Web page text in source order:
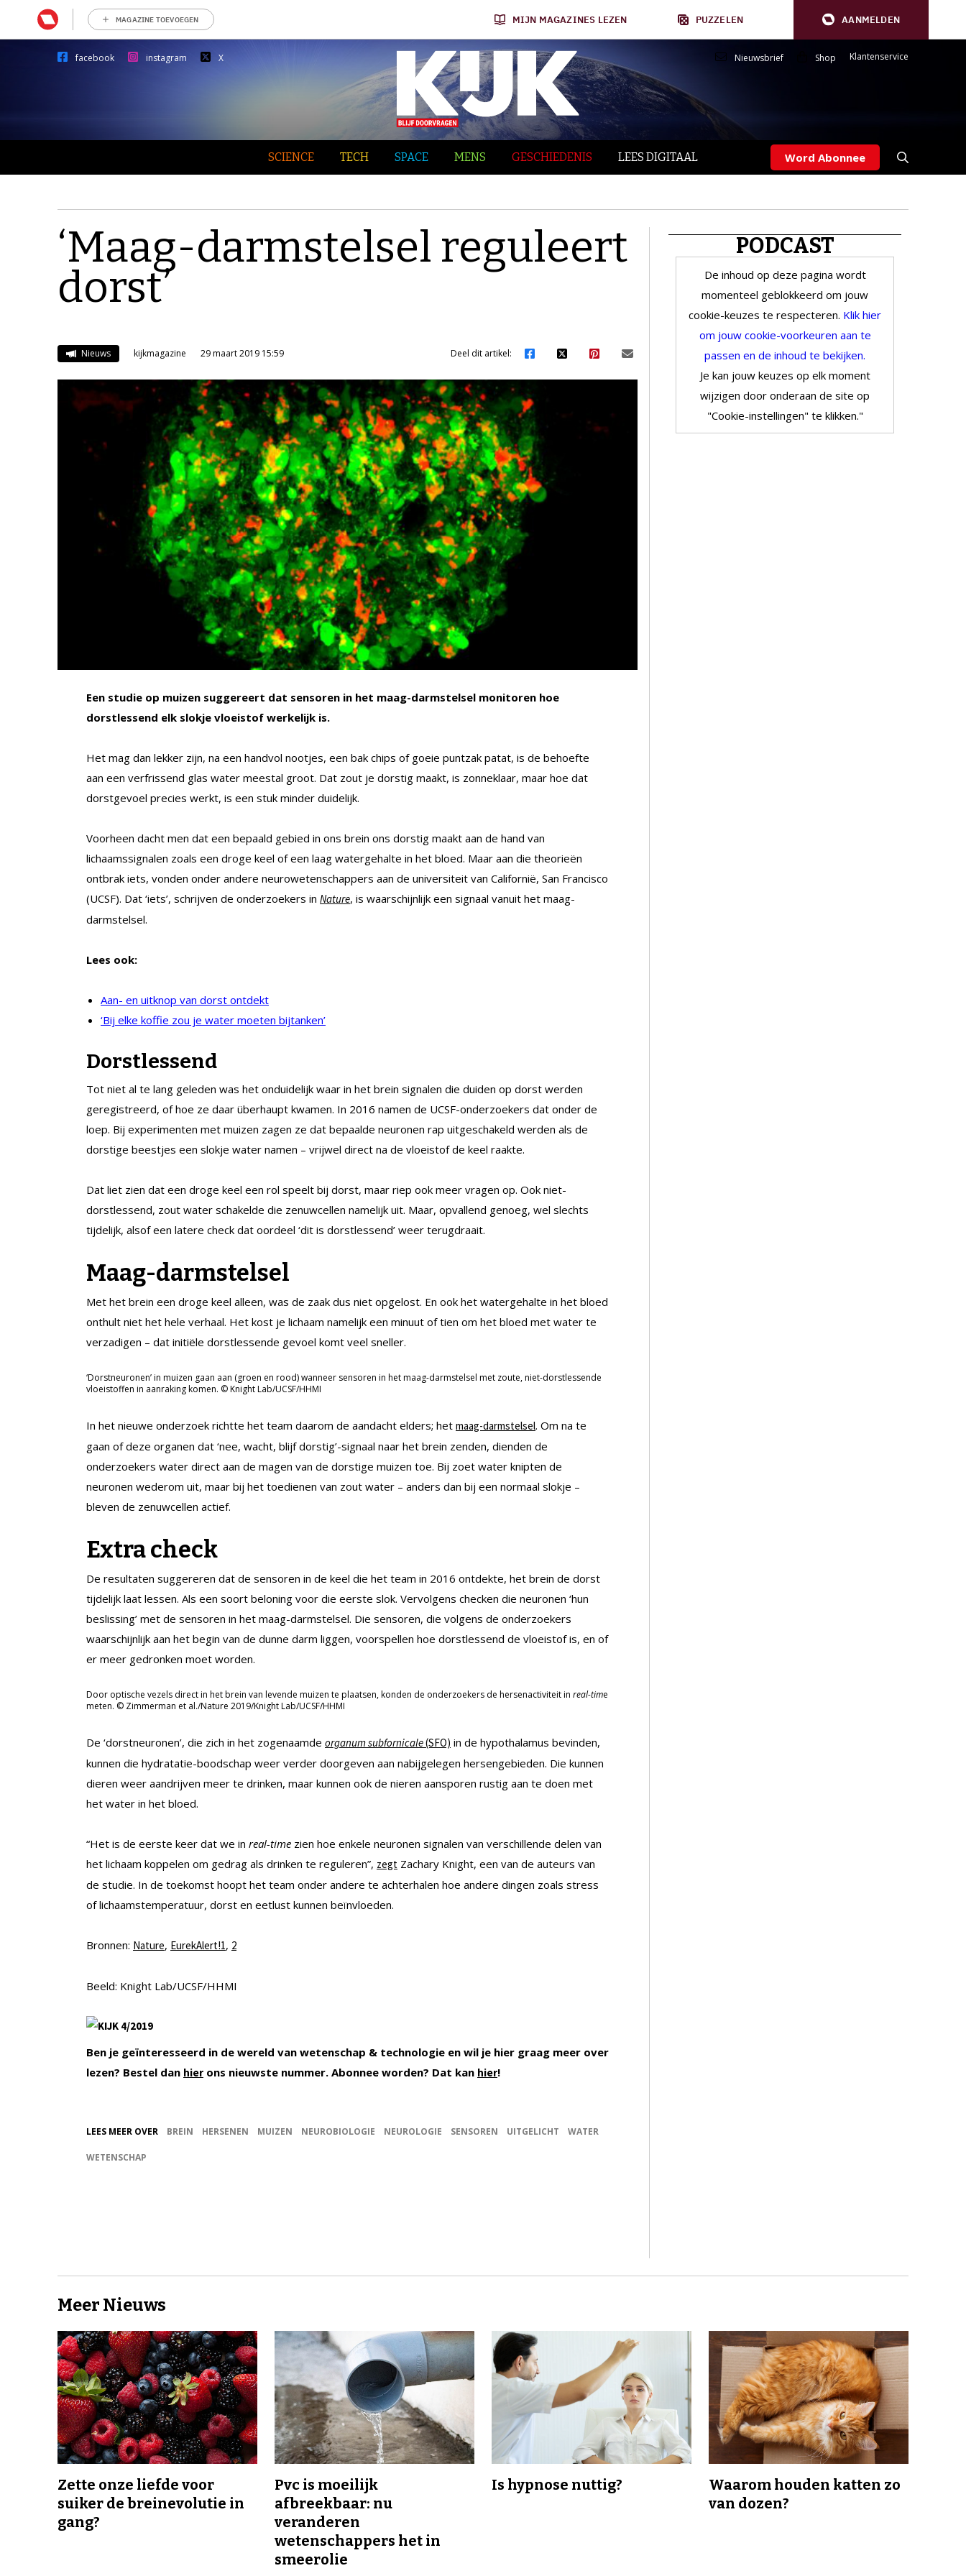
MAGAZINE TOEVOEGEN MIJN MAGAZINES LEZEN PUZZELEN AANMELDEN
facebook instagram X Nieuwsbrief Shop Klantenservice
SCIENCE TECH SPACE MENS GESCHIEDENIS LEES DIGITAAL Word Abonnee
‘Maag-darmstelsel reguleert
dorst’
Nieuws kijkmagazine 29 maart 2019 15:59 Deel dit artikel:
Een studie op muizen suggereert dat sensoren in het maag-darmstelsel monitoren hoe
dorstlessend elk slokje vloeistof werkelijk is.
Het mag dan lekker zijn, na een handvol nootjes, een bak chips of goeie puntzak patat, is de behoefte
aan een verfrissend glas water meestal groot. Dat zout je dorstig maakt, is zonneklaar, maar hoe dat
dorstgevoel precies werkt, is een stuk minder duidelijk.
Voorheen dacht men dat een bepaald gebied in ons brein ons dorstig maakt aan de hand van
lichaamssignalen zoals een droge keel of een laag watergehalte in het bloed. Maar aan die theorieën
ontbrak iets, vonden onder andere neurowetenschappers aan de universiteit van Californië, San Francisco
(UCSF). Dat ‘iets’, schrijven de onderzoekers in Nature, is waarschijnlijk een signaal vanuit het maag-
darmstelsel.
Lees ook:
Aan- en uitknop van dorst ontdekt
‘Bij elke koffie zou je water moeten bijtanken’
Dorstlessend
Tot niet al te lang geleden was het onduidelijk waar in het brein signalen die duiden op dorst werden
geregistreerd, of hoe ze daar überhaupt kwamen. In 2016 namen de UCSF-onderzoekers dat onder de
loep. Bij experimenten met muizen zagen ze dat bepaalde neuronen rap uitgeschakeld werden als de
dorstige beestjes een slokje water namen – vrijwel direct na de vloeistof de keel raakte.
Dat liet zien dat een droge keel een rol speelt bij dorst, maar riep ook meer vragen op. Ook niet-
dorstlessend, zout water schakelde die zenuwcellen namelijk uit. Maar, opvallend genoeg, wel slechts
tijdelijk, alsof een latere check dat oordeel ‘dit is dorstlessend’ weer terugdraait.
Maag-darmstelsel
Met het brein een droge keel alleen, was de zaak dus niet opgelost. En ook het watergehalte in het bloed
onthult niet het hele verhaal. Het kost je lichaam namelijk een minuut of tien om het bloed met water te
verzadigen – dat initiële dorstlessende gevoel komt veel sneller.
‘Dorstneuronen’ in muizen gaan aan (groen en rood) wanneer sensoren in het maag-darmstelsel met zoute, niet-dorstlessende
vloeistoffen in aanraking komen. © Knight Lab/UCSF/HHMI
In het nieuwe onderzoek richtte het team daarom de aandacht elders; het maag-darmstelsel. Om na te
gaan of deze organen dat ‘nee, wacht, blijf dorstig’-signaal naar het brein zenden, dienden de
onderzoekers water direct aan de magen van de dorstige muizen toe. Bij zoet water knipten de
neuronen wederom uit, maar bij het toedienen van zout water – anders dan bij een normaal slokje –
bleven de zenuwcellen actief.
Extra check
De resultaten suggereren dat de sensoren in de keel die het team in 2016 ontdekte, het brein de dorst
tijdelijk laat lessen. Als een soort beloning voor die eerste slok. Vervolgens checken die neuronen ‘hun
beslissing’ met de sensoren in het maag-darmstelsel. Die sensoren, die volgens de onderzoekers
waarschijnlijk aan het begin van de dunne darm liggen, voorspellen hoe dorstlessend de vloeistof is, en of
er meer gedronken moet worden.
Door optische vezels direct in het brein van levende muizen te plaatsen, konden de onderzoekers de hersenactiviteit in real-time
meten. © Zimmerman et al./Nature 2019/Knight Lab/UCSF/HHMI
De ‘dorstneuronen’, die zich in het zogenaamde organum subfornicale(SFO) in de hypothalamus bevinden,
kunnen die hydratatie-boodschap weer verder doorgeven aan nabijgelegen hersengebieden. Die kunnen
dieren weer aandrijven meer te drinken, maar kunnen ook de nieren aansporen rustig aan te doen met
het water in het bloed.
“Het is de eerste keer dat we in real-time zien hoe enkele neuronen signalen van verschillende delen van
het lichaam koppelen om gedrag als drinken te reguleren”, zegt Zachary Knight, een van de auteurs van
de studie. In de toekomst hoopt het team onder andere te achterhalen hoe andere dingen zoals stress
of lichaamstemperatuur, dorst en eetlust kunnen beïnvloeden.
Bronnen: Nature, EurekAlert!1, 2
Beeld: Knight Lab/UCSF/HHMI
Ben je geïnteresseerd in de wereld van wetenschap & technologie en wil je hier graag meer over
lezen? Bestel dan hier ons nieuwste nummer. Abonnee worden? Dat kan hier!
LEES MEER OVER BREIN HERSENEN MUIZEN NEUROBIOLOGIE NEUROLOGIE SENSOREN UITGELICHT WATER
WETENSCHAP
PODCAST
De inhoud op deze pagina wordt
momenteel geblokkeerd om jouw
cookie-keuzes te respecteren. Klik hier
om jouw cookie-voorkeuren aan te
passen en de inhoud te bekijken.
Je kan jouw keuzes op elk moment
wijzigen door onderaan de site op
"Cookie-instellingen" te klikken."
Meer Nieuws
Zette onze liefde voor
suiker de breinevolutie in
gang?
Pvc is moeilijk
afbreekbaar: nu
veranderen
wetenschappers het in
smeerolie
Is hypnose nuttig?
Waarom houden katten zo
van dozen?